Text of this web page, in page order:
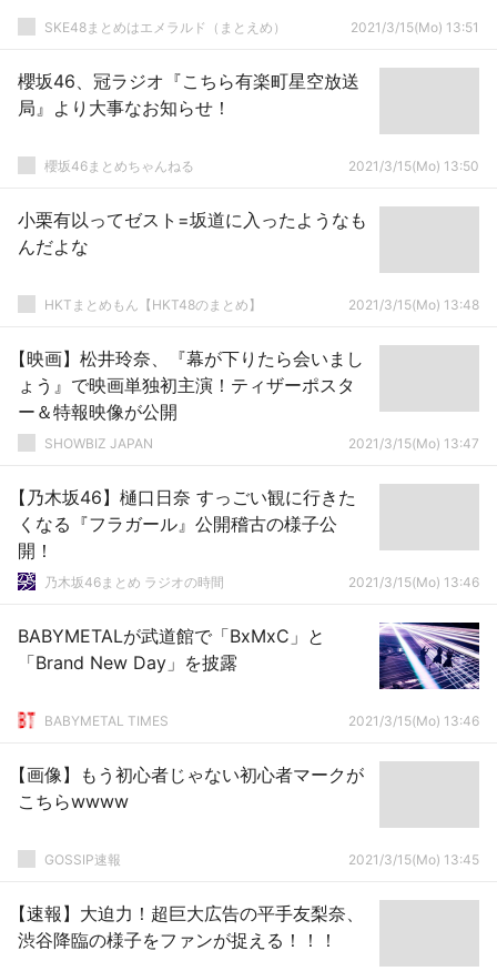
SKE48まとめはエメラルド（まとえめ） 2021/3/15(Mo) 13:51
櫻坂46、冠ラジオ『こちら有楽町星空放送
局』より大事なお知らせ！
櫻坂46まとめちゃんねる 2021/3/15(Mo) 13:50
小栗有以ってゼスト=坂道に入ったようなも
んだよな
HKTまとめもん【HKT48のまとめ】 2021/3/15(Mo) 13:48
【映画】松井玲奈、『幕が下りたら会いまし
ょう』で映画単独初主演！ティザーポスタ
ー＆特報映像が公開
SHOWBIZ JAPAN 2021/3/15(Mo) 13:47
【乃木坂46】樋口日奈 すっごい観に行きた
くなる『フラガール』公開稽古の様子公
開！
乃木坂46まとめ ラジオの時間 2021/3/15(Mo) 13:46
BABYMETALが武道館で「BxMxC」と
「Brand New Day」を披露
BABYMETAL TIMES 2021/3/15(Mo) 13:46
【画像】もう初心者じゃない初心者マークが
こちらwwww
GOSSIP速報 2021/3/15(Mo) 13:45
【速報】大迫力！超巨大広告の平手友梨奈、
渋谷降臨の様子をファンが捉える！！！